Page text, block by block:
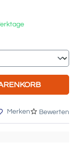
Merken Bewerten